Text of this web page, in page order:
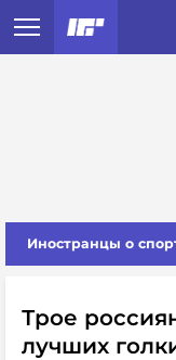
Иностранцы о
Трое
лучших